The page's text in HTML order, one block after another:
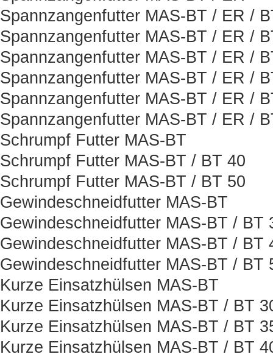
Spannzangenfutter MAS-BT / ER /
Spannzangenfutter MAS-BT / ER /
Spannzangenfutter MAS-BT / ER /
Spannzangenfutter MAS-BT / ER /
Spannzangenfutter MAS-BT / ER /
Spannzangenfutter MAS-BT / ER /
Schrumpf Futter MAS-BT
Schrumpf Futter MAS-BT / BT 40
Schrumpf Futter MAS-BT / BT 50
Gewindeschneidfutter MAS-BT
Gewindeschneidfutter MAS-BT / BT
Gewindeschneidfutter MAS-BT / BT
Gewindeschneidfutter MAS-BT / BT
Kurze Einsatzhülsen MAS-BT
Kurze Einsatzhülsen MAS-BT / BT
Kurze Einsatzhülsen MAS-BT / BT
Kurze Einsatzhülsen MAS-BT / BT